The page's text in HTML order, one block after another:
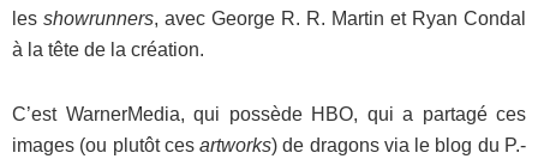
les showrunners, avec George R. R. Martin et Ryan Condal
à la tête de la création.
C’est WarnerMedia, qui possède HBO, qui a partagé ces
images (ou plutôt cesartworks) de dragons via le blog du P.-